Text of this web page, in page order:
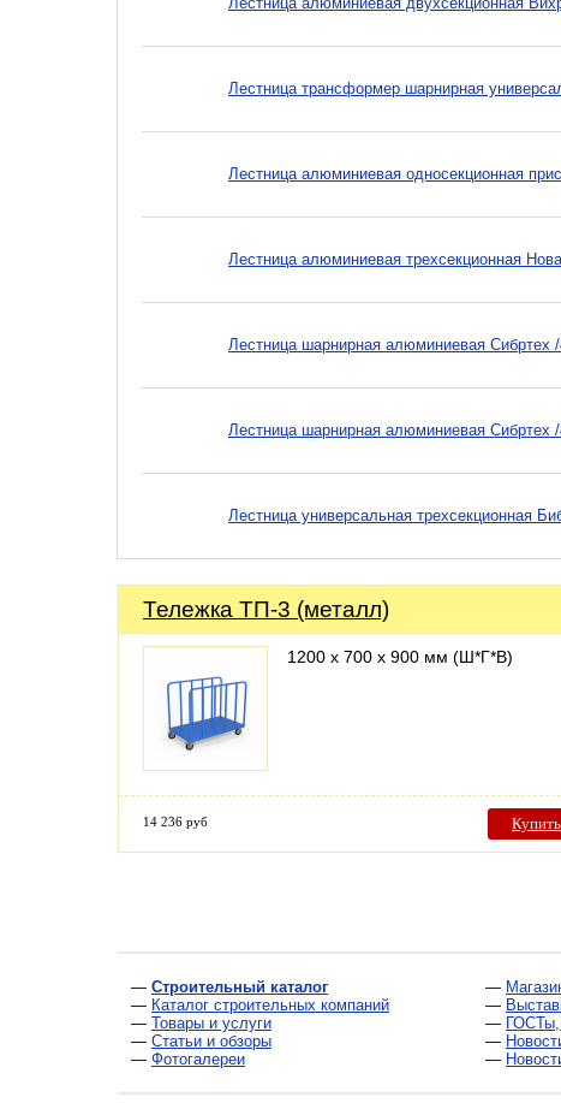
Лестница трансформер шарнирная
Лестница алюминиевая односекционная
Лестница алюминиевая трехсекционная
Лестница шарнирная алюминиевая Сибртех
Лестница шарнирная алюминиевая Сибртех
Лестница универсальная трехсекционная
Тележка ТП-3 (металл)
1200 х 700 х 900 мм (Ш*Г*В)
14 236 руб Купить
— Строительный каталог
— Каталог строительных компаний
— Товары и услуги
— Статьи и обзоры
— Фотогалереи
—
—
—
—
—